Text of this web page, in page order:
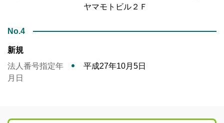
ヤマモトビル２Ｆ
No.4
新規
法人番号指定年
月日
平成27年10月5日